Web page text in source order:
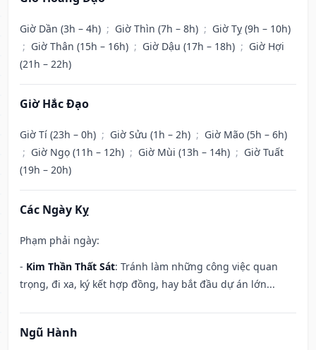
Giờ Dần (3h – 4h) ; Giờ Thìn (7h – 8h) ; Giờ Tỵ (9h – 10h)
; Giờ Thân (15h – 16h) ; Giờ Dậu (17h – 18h) ; Giờ Hợi
(21h – 22h)
Giờ Hắc Đạo
Giờ Tí (23h – 0h) ; Giờ Sửu (1h – 2h) ; Giờ Mão (5h – 6h)
; Giờ Ngọ (11h – 12h) ; Giờ Mùi (13h – 14h) ; Giờ Tuất
(19h – 20h)
Các Ngày Kỵ
Phạm phải ngày:
- Kim Thần Thất Sát: Tránh làm những công việc quan
trọng, đi xa, ký kết hợp đồng, hay bắt đầu dự án lớn...
Ngũ Hành